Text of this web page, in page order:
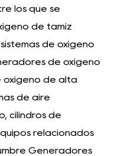
los que se
de tamiz
de oxígeno
de oxígeno
oxígeno de alta
de aire
cilindros de
relacionados
Generadores